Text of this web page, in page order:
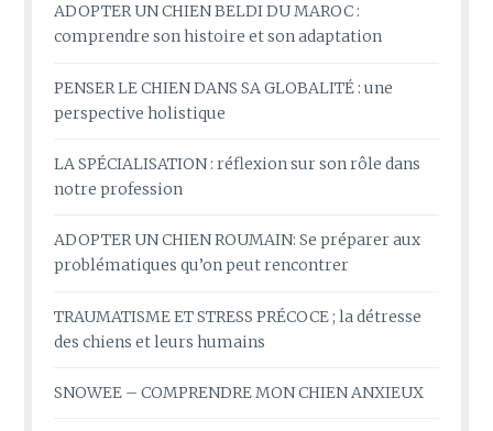
ADOPTER UN CHIEN BELDI DU MAROC :
comprendre son histoire et son adaptation
PENSER LE CHIEN DANS SA GLOBALITÉ : une
perspective holistique
LA SPÉCIALISATION : réflexion sur son rôle dans
notre profession
ADOPTER UN CHIEN ROUMAIN: Se préparer aux
problématiques qu’on peut rencontrer
TRAUMATISME ET STRESS PRÉCOCE ; la détresse
des chiens et leurs humains
SNOWEE – COMPRENDRE MON CHIEN ANXIEUX